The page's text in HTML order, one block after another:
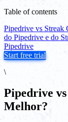
Table of contents
Pipedrive vs
do Pipedrive e do
Pipedrive
Start free trial
\
Pipedrive
Melhor?